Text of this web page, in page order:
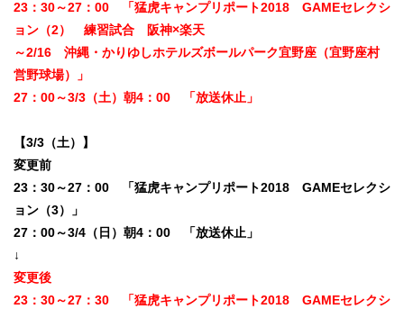
23：30～27：00 「猛虎キャンプリポート2018 GAMEセレクシ
ョン（2） 練習試合 阪神×楽天
～2/16 沖縄・かりゆしホテルズボールパーク宜野座（宜野座村
営野球場）」
27：00～3/3（土）朝4：00 「放送休止」
【3/3（土）】
変更前
23：30～27：00 「猛虎キャンプリポート2018 GAMEセレクシ
ョン（3）」
27：00～3/4（日）朝4：00 「放送休止」
↓
変更後
23：30～27：30 「猛虎キャンプリポート2018 GAMEセレクシ